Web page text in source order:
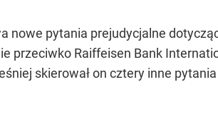
nowe pytania prejudycjalne
przeciwko Raiffeisen Bank
skierował on cztery inne